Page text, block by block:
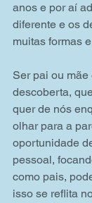
anos e por aí
diferente e os
muitas formas
Ser pai ou
descoberta,
quer de nós
olhar para a
oportunidade
pessoal,
como pais,
isso se reflita